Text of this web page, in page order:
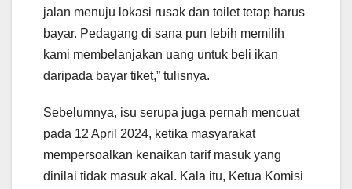
jalan menuju lokasi rusak dan toilet tetap harus
bayar. Pedagang di sana pun lebih memilih
kami membelanjakan uang untuk beli ikan
daripada bayar tiket,” tulisnya.
Sebelumnya, isu serupa juga pernah mencuat
pada 12 April 2024, ketika masyarakat
mempersoalkan kenaikan tarif masuk yang
dinilai tidak masuk akal. Kala itu, Ketua Komisi